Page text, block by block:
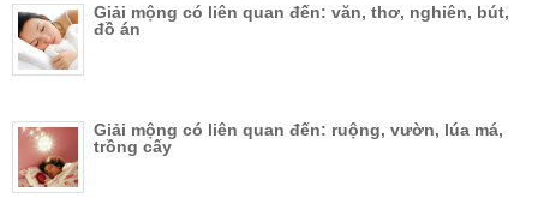
Giải mộng có liên quan đến: văn, thơ, nghiên, bút,
đồ án
Giải mộng có liên quan đến: ruộng, vườn, lúa má,
trồng cấy